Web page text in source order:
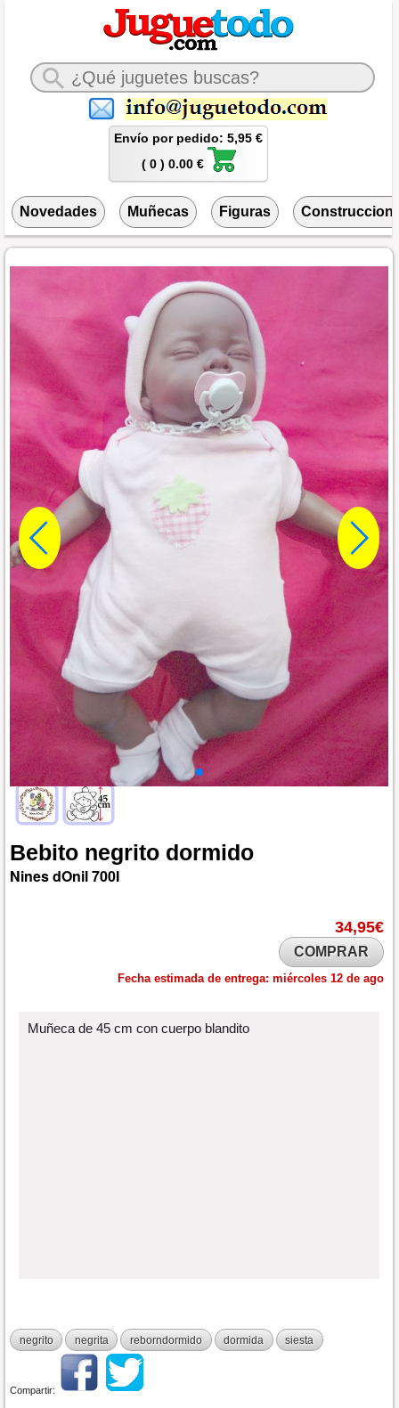
Envío por pedido: 5,95 €
( 0 ) 0.00 €
Novedades Muñecas Figuras
Bebito negrito dormido
Nines dOnil700I
34,95€
COMPRAR
Fecha estimada de entrega: miércoles 12 de ago
Muñeca de 45 cm con cuerpo blandito
negrito negrita reborndormido dormida siesta
Compartir: